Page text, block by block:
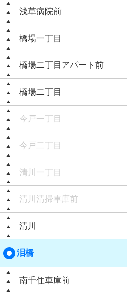
浅草病院前
橋場一丁目
橋場二丁目アパート前
橋場二丁目
今戸一丁目
今戸二丁目
清川一丁目
清川清掃車庫前
清川
泪橋
南千住車庫前